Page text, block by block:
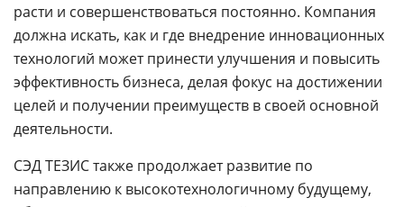
расти и совершенствоваться постоянно. Компания
должна искать, как и где внедрение инновационных
технологий может принести улучшения и повысить
эффективность бизнеса, делая фокус на достижении
целей и получении преимуществ в своей основной
деятельности.
СЭД ТЕЗИС также продолжает развитие по
направлению к высокотехнологичному будущему,